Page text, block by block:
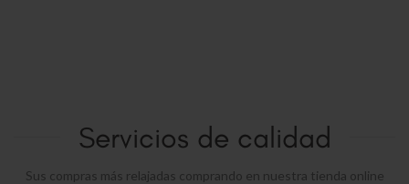
Servicios de calidad
Sus compras más relajadas comprando en nuestra tienda online